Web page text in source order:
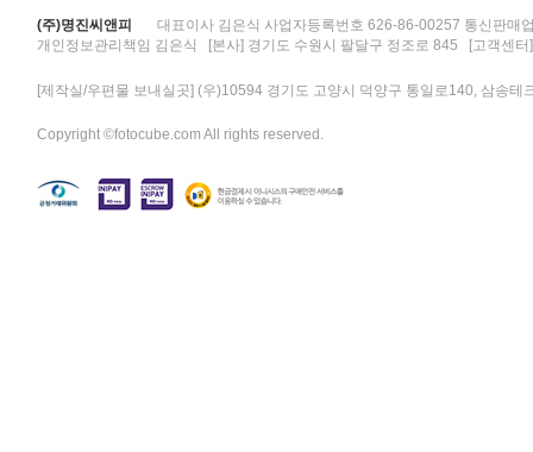
(주)명진씨앤피
대표이사 김은식 사업자등록번호 626-86-00257 통신판매
개인정보관리책임 김은식 [본사] 경기도 수원시 팔달구 정조로 845 [고객센
[제작실/우편물 보내실곳] (우)10594 경기도 고양시 덕양구 통일로140, 삼송
Copyright ©fotocube.com All rights reserved.